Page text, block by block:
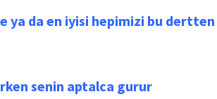
ya da en iyisi hepimizi bu dertten
senin aptalca gurur